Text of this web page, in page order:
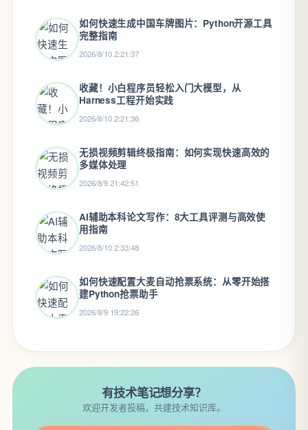
如何快速生成中国车牌图片：Python开源工具
完整指南
2026/8/10 2:21:37
收藏！小白程序员轻松入门大模型，从
Harness工程开始实践
2026/8/10 2:21:36
无损视频剪辑终极指南：如何实现快速高效的
多媒体处理
2026/8/9 21:42:51
AI辅助本科论文写作：8大工具评测与高效使
用指南
2026/8/10 2:33:48
如何快速配置大麦自动抢票系统：从零开始搭
建Python抢票助手
2026/8/9 19:22:26
有技术笔记想分享？
欢迎开发者投稿，共建技术知识库。